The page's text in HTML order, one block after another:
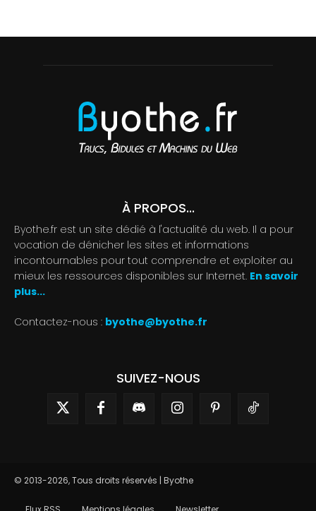
À PROPOS...
Byothe.fr est un site dédié à l'actualité du web. Il a pour
vocation de dénicher les sites et informations
incontournables pour tout comprendre et exploiter au
mieux les ressources disponibles sur Internet. En savoir
plus...
Contactez-nous : byothe@byothe.fr
SUIVEZ-NOUS
© 2013-2026, Tous droits réservés | Byothe